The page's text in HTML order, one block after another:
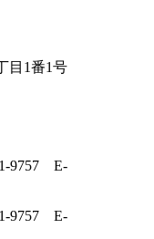
目1番1号
9757 E-
9757 E-